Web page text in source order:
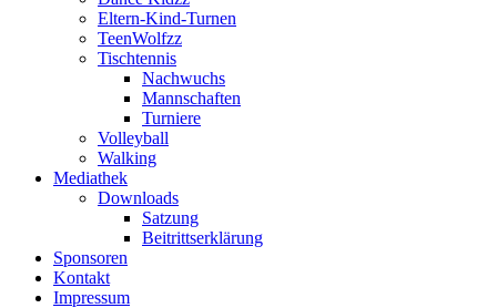
Eltern-Kind-Turnen
TeenWolfzz
Tischtennis
Nachwuchs
Mannschaften
Turniere
Volleyball
Walking
Mediathek
Downloads
Satzung
Beitrittserklärung
Sponsoren
Kontakt
Impressum